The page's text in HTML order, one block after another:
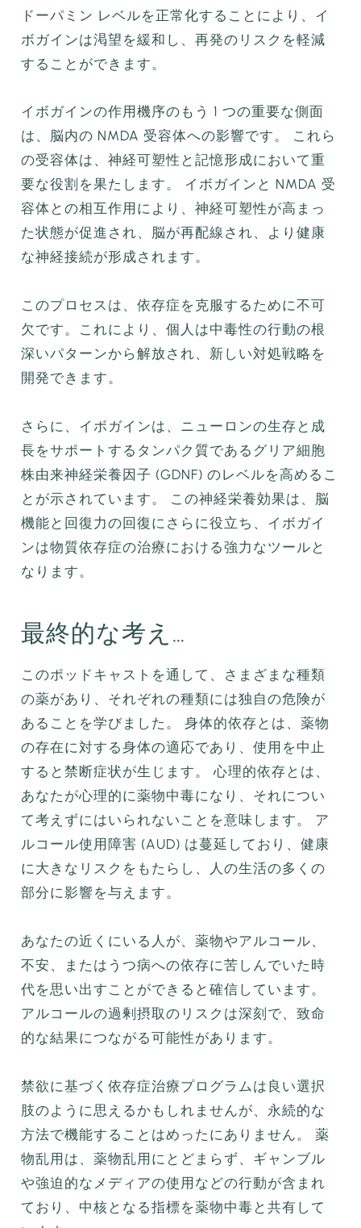
ドーパミン レベルを正常化することにより、イ
ボガインは渇望を緩和し、再発のリスクを軽減
することができます。
イボガインの作用機序のもう 1 つの重要な側面
は、脳内の NMDA 受容体への影響です。 これら
の受容体は、神経可塑性と記憶形成において重
要な役割を果たします。 イボガインと NMDA 受
容体との相互作用により、神経可塑性が高まっ
た状態が促進され、脳が再配線され、より健康
な神経接続が形成されます。
このプロセスは、依存症を克服するために不可
欠です。これにより、個人は中毒性の行動の根
深いパターンから解放され、新しい対処戦略を
開発できます。
さらに、イボガインは、ニューロンの生存と成
長をサポートするタンパク質であるグリア細胞
株由来神経栄養因子 (GDNF) のレベルを高めるこ
とが示されています。 この神経栄養効果は、脳
機能と回復力の回復にさらに役立ち、イボガイ
ンは物質依存症の治療における強力なツールと
なります。
最終的な考え…
このポッドキャストを通して、さまざまな種類
の薬があり、それぞれの種類には独自の危険が
あることを学びました。 身体的依存とは、薬物
の存在に対する身体の適応であり、使用を中止
すると禁断症状が生じます。 心理的依存とは、
あなたが心理的に薬物中毒になり、それについ
て考えずにはいられないことを意味します。 ア
ルコール使用障害 (AUD) は蔓延しており、健康
に大きなリスクをもたらし、人の生活の多くの
部分に影響を与えます。
あなたの近くにいる人が、薬物やアルコール、
不安、またはうつ病への依存に苦しんでいた時
代を思い出すことができると確信しています。
アルコールの過剰摂取のリスクは深刻で、致命
的な結果につながる可能性があります。
禁欲に基づく依存症治療プログラムは良い選択
肢のように思えるかもしれませんが、永続的な
方法で機能することはめったにありません。 薬
物乱用は、薬物乱用にとどまらず、ギャンブル
や強迫的なメディアの使用などの行動が含まれ
ており、中核となる指標を薬物中毒と共有して